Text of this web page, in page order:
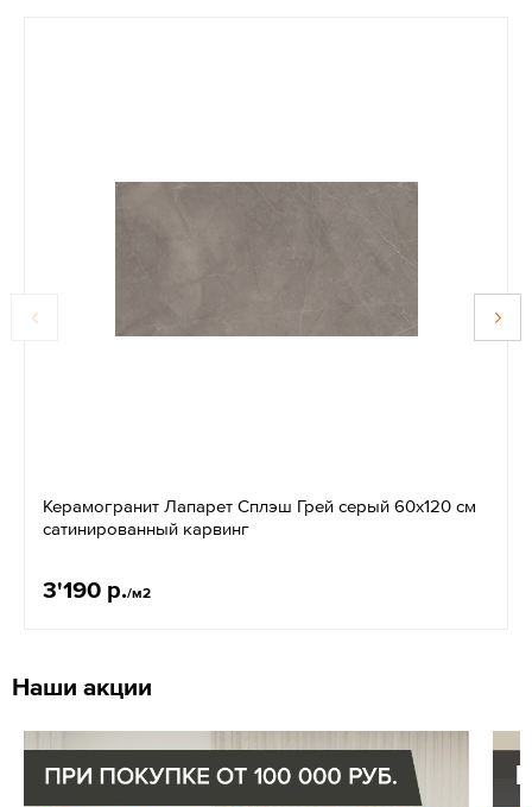
Керамогранит Лапарет Сплэш Грей серый 60x120 см
сатинированный карвинг
3'190 р./м2
Наши акции